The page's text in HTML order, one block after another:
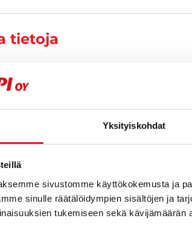
Yksityiskohdat
sivustomme käyttökokemusta ja
sinulle räätälöidympien sisältöjen ja
tukemiseen sekä kävijämäärän
tietoja
| AL